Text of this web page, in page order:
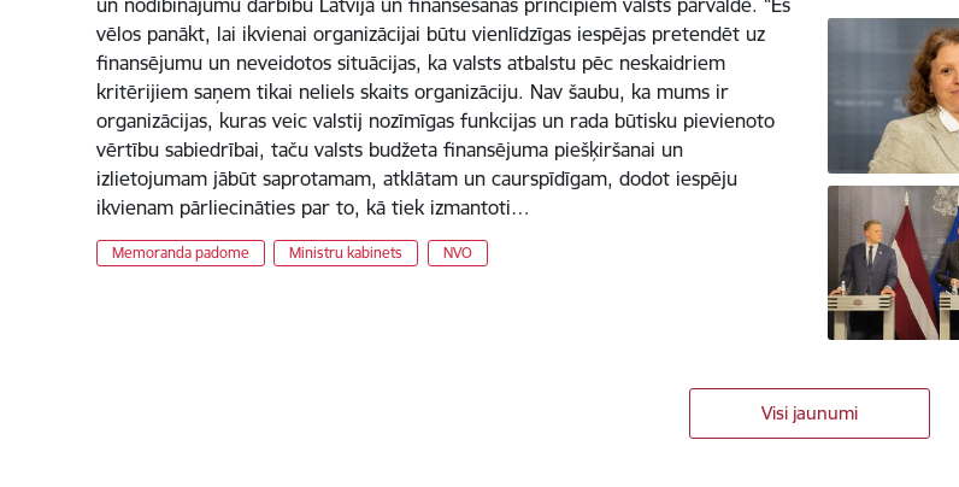
vēlos panākt, lai ikvienai organizācijai būtu vienlīdzīgas iespējas pretendēt uz
finansējumu un neveidotos situācijas, ka valsts atbalstu pēc neskaidriem
kritērijiem saņem tikai neliels skaits organizāciju. Nav šaubu, ka mums ir
organizācijas, kuras veic valstij nozīmīgas funkcijas un rada būtisku pievienoto
vērtību sabiedrībai, taču valsts budžeta finansējuma piešķiršanai un
izlietojumam jābūt saprotamam, atklātam un caurspīdīgam, dodot iespēju
ikvienam pārliecināties par to, kā tiek izmantoti…
Memoranda padome Ministru kabinets NVO
Visi jaunumi